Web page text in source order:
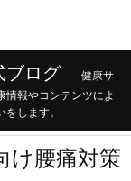
ログ
健康サ
情報やコンテンツによ
します。
け腰痛対策